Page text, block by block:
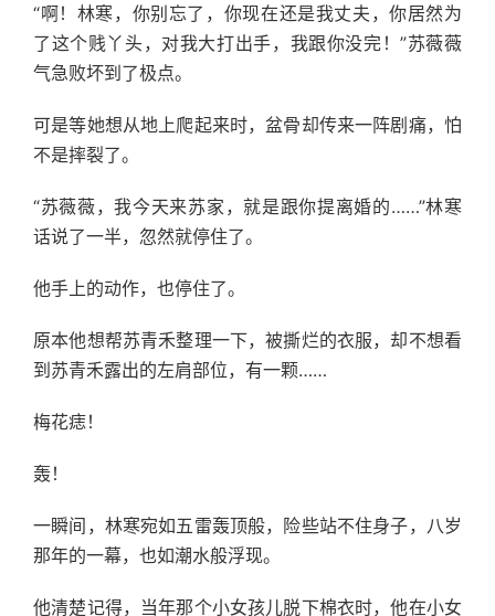
“啊！林寒，你别忘了，你现在还是我丈夫，你居然为
了这个贱丫头，对我大打出手，我跟你没完！”苏薇薇
气急败坏到了极点。
可是等她想从地上爬起来时，盆骨却传来一阵剧痛，怕
不是摔裂了。
“苏薇薇，我今天来苏家，就是跟你提离婚的……”林寒
话说了一半，忽然就停住了。
他手上的动作，也停住了。
原本他想帮苏青禾整理一下，被撕烂的衣服，却不想看
到苏青禾露出的左肩部位，有一颗……
梅花痣！
轰！
一瞬间，林寒宛如五雷轰顶般，险些站不住身子，八岁
那年的一幕，也如潮水般浮现。
他清楚记得，当年那个小女孩儿脱下棉衣时，他在小女